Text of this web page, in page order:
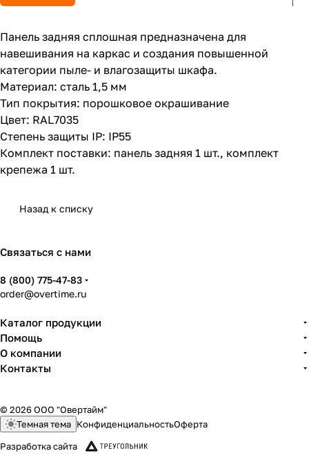
Панель задняя сплошная предназначена для
навешивания на каркас и создания повышенной
категории пыле- и влагозащиты шкафа.
Материал: сталь 1,5 мм
Тип покрытия: порошковое окрашивание
Цвет: RAL7035
Степень защиты IP: IP55
Комплект поставки: панель задняя 1 шт., комплект
крепежа 1 шт.
Назад к списку
Связаться с нами
8 (800) 775-47-83
order@overtime.ru
Каталог продукции
Помощь
О компании
Контакты
© 2026 ООО "Овертайм"
Темная тема КонфиденциальностьОферта
Разработка сайта